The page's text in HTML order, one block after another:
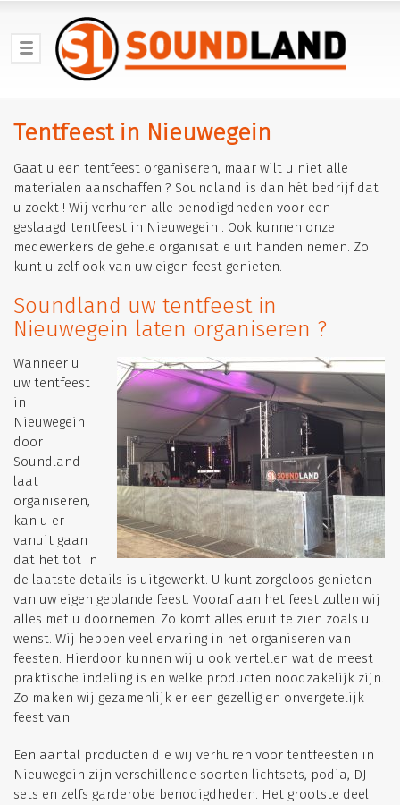
Tentfeest in Nieuwegein
Gaat u een tentfeest organiseren, maar wilt u niet alle
materialen aanschaffen ? Soundland is dan hét bedrijf dat
u zoekt ! Wij verhuren alle benodigdheden voor een
geslaagd tentfeest in Nieuwegein . Ook kunnen onze
medewerkers de gehele organisatie uit handen nemen. Zo
kunt u zelf ook van uw eigen feest genieten.
Soundland uw tentfeest in
Nieuwegein laten organiseren ?
Wanneer u
uw tentfeest
in
Nieuwegein
door
Soundland
laat
organiseren,
kan u er
vanuit gaan
dat het tot in
de laatste details is uitgewerkt. U kunt zorgeloos genieten
van uw eigen geplande feest. Vooraf aan het feest zullen wij
alles met u doornemen. Zo komt alles eruit te zien zoals u
wenst. Wij hebben veel ervaring in het organiseren van
feesten. Hierdoor kunnen wij u ook vertellen wat de meest
praktische indeling is en welke producten noodzakelijk zijn.
Zo maken wij gezamenlijk er een gezellig en onvergetelijk
feest van.
Een aantal producten die wij verhuren voor tentfeesten in
Nieuwegein zijn verschillende soorten lichtsets, podia, DJ
sets en zelfs garderobe benodigdheden. Het grootste deel